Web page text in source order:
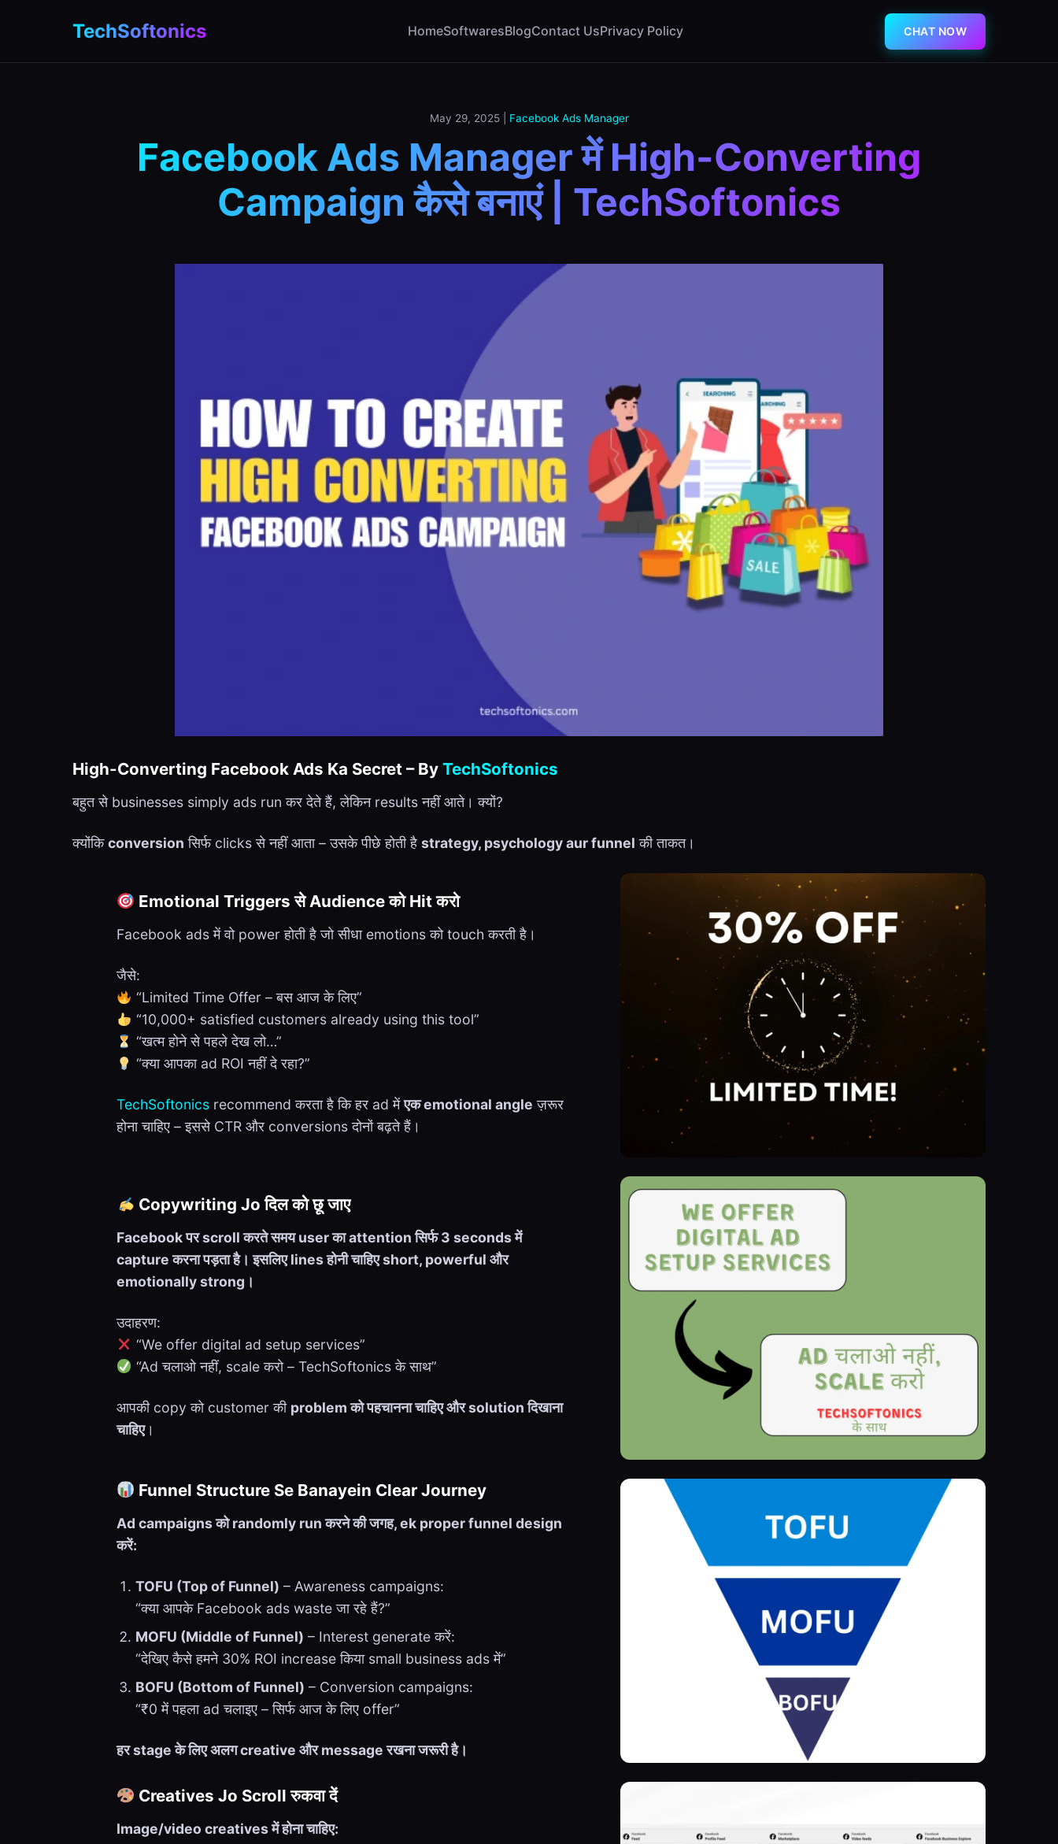
TechSoftonics HomeSoftwaresBlogContact UsPrivacy Policy CHAT NOW
May 29, 2025 Facebook Ads Manager
Facebook Ads Manager में High-Converting
Campaign कैसे बनाएं | TechSoftonics
High-Converting Facebook Ads Ka Secret – By TechSoftonics
बहुत से businesses simply ads run कर देते हैं, लेकिन results नहीं आते। क्यों?
क्योंकिconversion सिर्फ clicks से नहीं आता – उसके पीछे होती है strategy, psychology aur funnel की ताकत।
Emotional Triggers से Audience को Hit करो
Facebook ads में वो power होती है जो सीधा emotions को touch करती है।
जैसे:
“Limited Time Offer – बस आज के लिए”
“10,000+ satisfied customers already using this tool”
“खत्म होने से पहले देख लो…”
“क्या आपका ad ROI नहीं दे रहा?”
TechSoftonicsrecommend करता है कि हर ad मेंएक emotional angle ज़रूर
होना चाहिए – इससे CTR और conversions दोनों बढ़ते हैं।
Copywriting Jo दिल को छू जाए
Facebook पर scroll करते समय user का attention सिर्फ 3 seconds में
capture करना पड़ता है। इसलिए lines होनी चाहिए short, powerful और
emotionally strong।
उदाहरण:
“We offer digital ad setup services”
“Ad चलाओ नहीं, scale करो – TechSoftonics के साथ”
आपकी copy को customer की problem को पहचानना चाहिए और solution दिखाना
चाहिए।
Funnel Structure Se Banayein Clear Journey
Ad campaigns को randomly run करने की जगह, ek proper funnel design
करें:
TOFU (Top of Funnel) – Awareness campaigns:
“क्या आपके Facebook ads waste जा रहे हैं?”
MOFU (Middle of Funnel) – Interest generate करें:
“देखिए कैसे हमने 30% ROI increase किया small business ads में”
BOFU (Bottom of Funnel) – Conversion campaigns:
“₹0 में पहला ad चलाइए – सिर्फ आज के लिए offer”
हर stage के लिए अलग creative और message रखना जरूरी है।
Creatives Jo Scroll रुकवा दें
Image/video creatives में होना चाहिए: